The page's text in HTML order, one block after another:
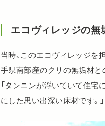
エコヴィレッジの無
当時、このエコヴィレッジを
手県南部産のクリの無垢材と
「タンニンが浮いていて住宅
にした思い出深い床材です。